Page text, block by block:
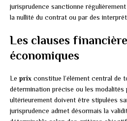
jurisprudence sanctionne régulièrement
la nullité du contrat ou par des
Les clauses
économiques
Le prix constitue l’élément central de
détermination précise ou les
ultérieurement doivent être stipulées
jurisprudence admet désormais la